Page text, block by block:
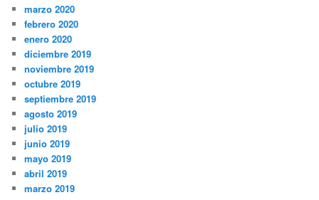
marzo 2020
febrero 2020
enero 2020
diciembre 2019
noviembre 2019
octubre 2019
septiembre 2019
agosto 2019
julio 2019
junio 2019
mayo 2019
abril 2019
marzo 2019